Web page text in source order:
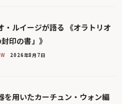
・ルイージが語る 《オラトリオ
封印の書」》
2026年8月7日
を用いたカーチュン・ウォン編